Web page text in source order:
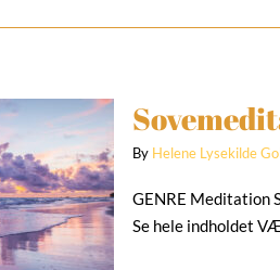
By Helene Lysekilde
GENRE Meditation
Se hele indholdet